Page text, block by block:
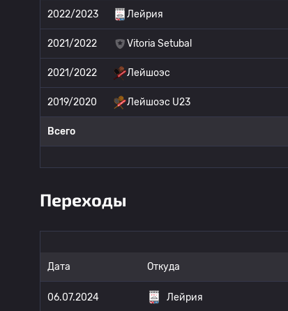
2022/2023 Лейрия
2021/2022 Vitoria Setubal
2021/2022 Лейшоэс
2019/2020 Лейшоэс U23
Всего
Переходы
Дата Откуда
06.07.2024 Лейрия